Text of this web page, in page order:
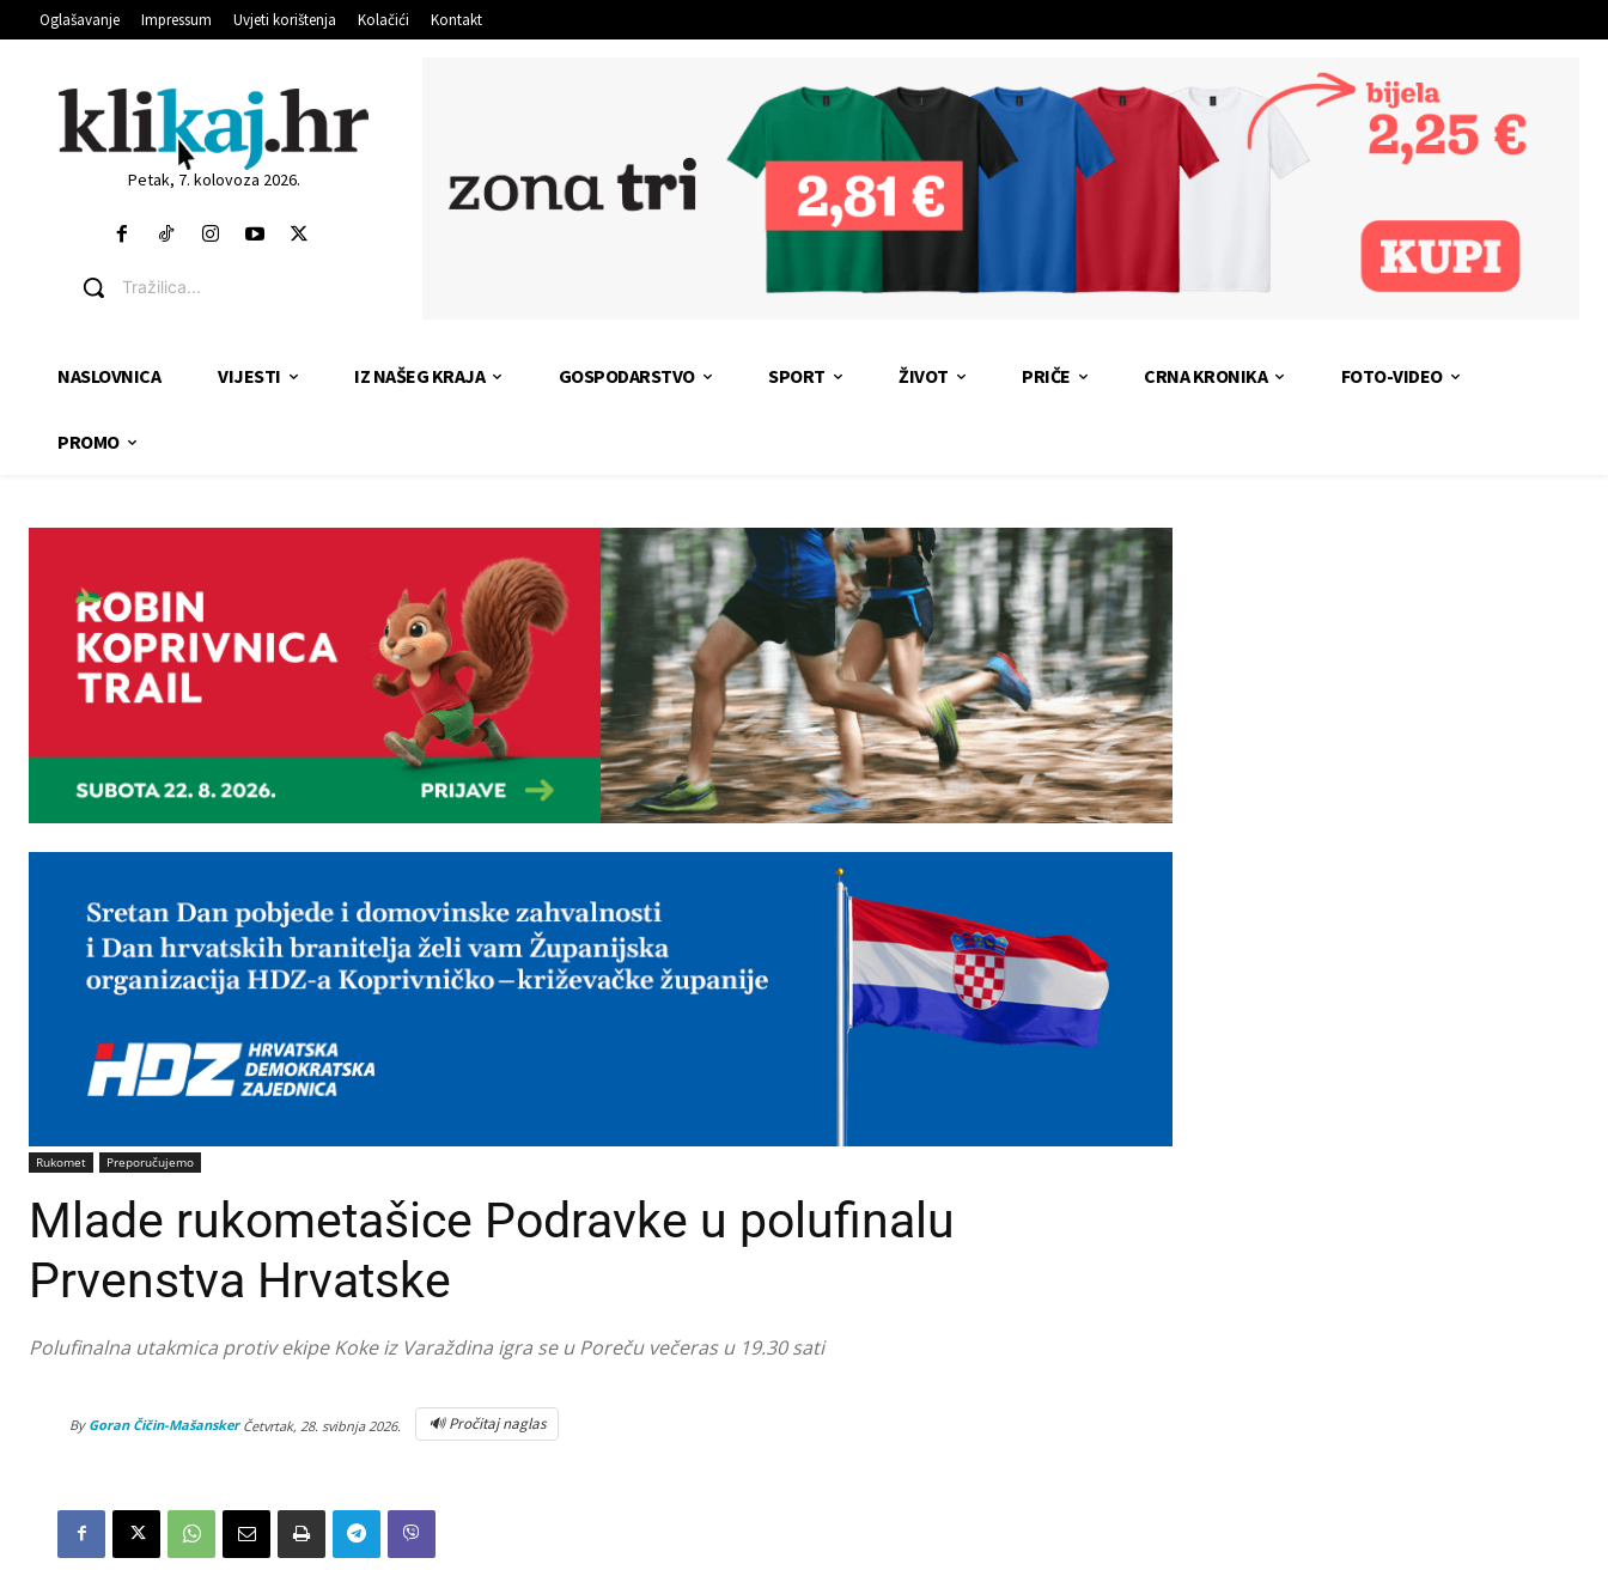
Oglašavanje Impressum Uvjeti korištenja Kolačići Kontakt
Petak, 7. kolovoza 2026.
Tražilica...
NASLOVNICA VIJESTI IZ NAŠEG KRAJA GOSPODARSTVO SPORT ŽIVOT PRIČE CRNA KRONIKA FOTO-VIDEO
PROMO
Rukomet Preporučujemo
Mlade rukometašice Podravke u polufinalu
Prvenstva Hrvatske
Polufinalna utakmica protiv ekipe Koke iz Varaždina igra se u Poreču večeras u 19.30 sati
By Goran Čičin-Mašansker Četvrtak, 28. svibnja 2026. 🔊 Pročitaj naglas